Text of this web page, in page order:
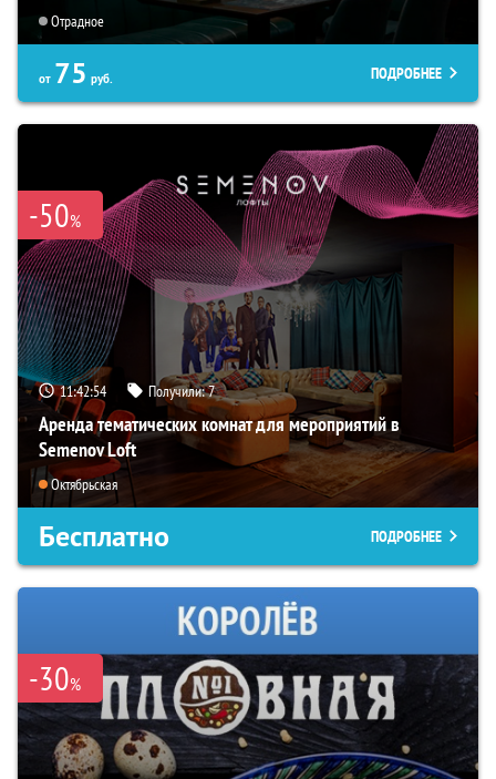
Отрадное
от 75 руб. ПОДРОБНЕЕ
-50%
11:42:52 Получили:7
Аренда тематических комнат для мероприятий в
Semenov Loft
Октябрьская
Бесплатно ПОДРОБНЕЕ
-30%